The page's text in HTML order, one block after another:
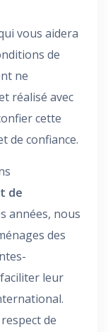
vous aidera
de
ne
réalisé avec
cette
de confiance.
de
années, nous
des
leur
de